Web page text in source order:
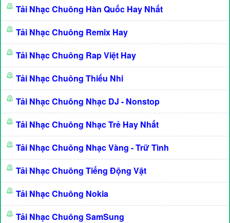
Tải Nhạc Chuông Hàn Quốc Hay Nhất
Tải Nhạc Chuông Remix Hay
Tải Nhạc Chuông Rap Việt Hay
Tải Nhạc Chuông Thiếu Nhi
Tải Nhạc Chuông Nhạc DJ - Nonstop
Tải Nhạc Chuông Nhạc Trẻ Hay Nhất
Tải Nhạc Chuông Nhạc Vàng - Trữ Tình
Tải Nhạc Chuông Tiếng Động Vật
Tải Nhạc Chuông Nokia
Tải Nhạc Chuông SamSung